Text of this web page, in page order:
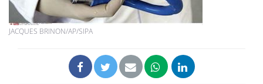
JACQUES BRINON/AP/SIPA